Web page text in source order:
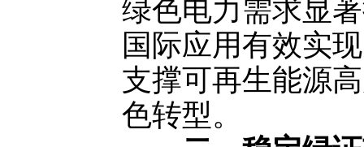
绿色电力需求显
国际应用有效实
支撑可再生能源
色转型。